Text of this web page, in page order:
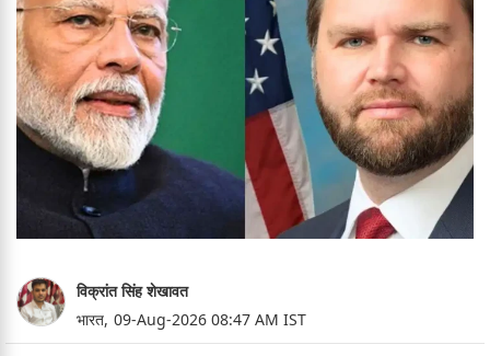
विक्रांत सिंह शेखावत
भारत, 09-Aug-2026 08:47 AM IST